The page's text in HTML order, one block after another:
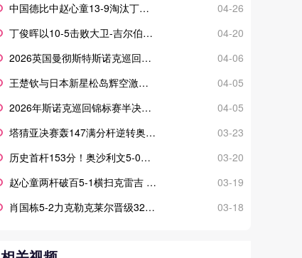
中国德比中赵心童13-9淘汰丁俊晖，8强战将对阵墨菲
04-26
丁俊晖以10-5击败大卫-吉尔伯特 晋级16强
04-20
2026英国曼彻斯特斯诺克巡回锦标赛决赛赵心童以10-3强势夺冠
04-06
王楚钦与日本新星松岛辉空激战七局，最终以4-3惊险逆转夺冠
04-05
2026年斯诺克巡回锦标赛半决赛赵心童以10-1横扫希金斯
04-05
塔猜亚决赛轰147满分杆逆转奥沙利文 首夺世界公开赛冠军
03-23
历史首杆153分！奥沙利文5-0横扫瑞恩-戴创职业斯诺克单杆最高分纪录
03-20
赵心童两杆破百5-1横扫克雷吉 强势晋级世界公开赛16强
03-19
肖国栋5-2力克勒克莱尔晋级32强 三杆破百 保留巡回锦标赛希望
03-18